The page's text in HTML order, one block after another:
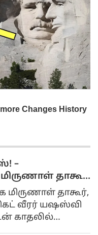
–
தாகூர்
மிருணாள் தாகூர்,
வீரர் யஷஸ்வி
காதலில்